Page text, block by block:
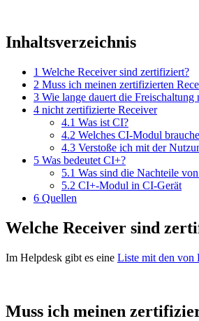
Inhaltsverzeichnis
1 Welche Receiver sind zertifiziert?
2 Muss ich meinen zertifizierten
3 Wie lange dauert die Freischaltung
4 nicht zertifizierte Receiver
4.1 Was ist CI?
4.2 Welches CI-Modul
4.3 Verstoße ich mit der
5 Was bedeutet CI+?
5.1 Was sind die Nachteile
5.2 CI+-Modul in CI-Gerät
6 Quellen
Welche Receiver sind
Im Helpdesk gibt es eine Liste mit den von
Muss ich meinen